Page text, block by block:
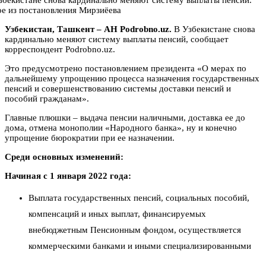
Узбекистан, Ташкент – АН Podrobno.uz. В Узбекистане снова
кардинально меняют систему выплаты пенсий, сообщает
корреспондент Podrobno.uz.
Это предусмотрено постановлением президента «О мерах по
дальнейшему упрощению процесса назначения государственных
пенсий и совершенствованию системы доставки пенсий и
пособий гражданам».
Главные плюшки – выдача пенсии наличными, доставка ее до
дома, отмена монополии «Народного банка», ну и конечно
упрощение бюрократии при ее назначении.
Среди основных изменений:
Начиная с 1 января 2022 года:
Выплата государственных пенсий, социальных пособий,
компенсаций и иных выплат, финансируемых
внебюджетным Пенсионным фондом, осуществляется
коммерческими банками и иными специализированными